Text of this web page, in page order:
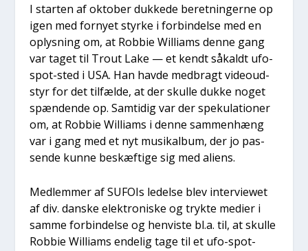
I star­ten af okto­ber duk­ke­de beret­nin­ger­ne op
igen med for­ny­et styr­ke i for­bin­del­se med en
oplys­ning om, at Rob­bie Wil­li­ams den­ne gang
var taget til Trout Lake — et kendt såkaldt ufo-
spot-sted i USA. Han hav­de med­bragt videoud­
styr for det til­fæl­de, at der skul­le duk­ke noget
spæn­den­de op. Sam­ti­dig var der spe­ku­la­tio­ner
om, at Rob­bie Wil­li­ams i den­ne sam­men­hæng
var i gang med et nyt musi­kal­bum, der jo pas­
sen­de kun­ne beskæf­ti­ge sig med ali­ens.
Med­lem­mer af SUFOIs ledel­se blev inter­viewet
af div. dan­ske elek­tro­ni­ske og tryk­te medi­er i
sam­me for­bin­del­se og hen­vi­ste bl.a. til, at skul­le
Rob­bie Wil­li­ams ende­lig tage til et ufo-spot-